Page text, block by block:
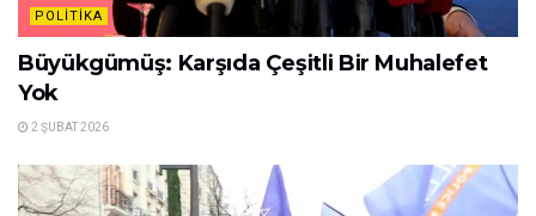
POLITIKA
Büyükgümüş: Karşıda Çeşitli Bir Muhalefet
Yok
2 ŞUBAT 2026